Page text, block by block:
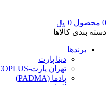
0 محصول 0 ﷼
دسته بندی کالاها
برندها
دینا پارت
تهران پارت-ITPCOPLUS
پادما (PADMA)